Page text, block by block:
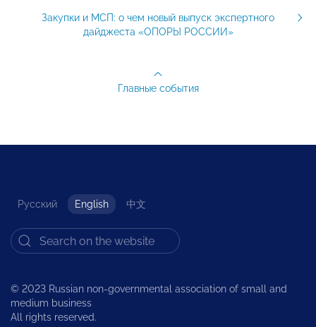
Закупки и МСП: о чем новый выпуск экспертного
дайджеста «ОПОРЫ РОССИИ»
Главные события
Русский English 中文
© 2023 Russian non-governmental association of small and
medium business
All rights reserved.